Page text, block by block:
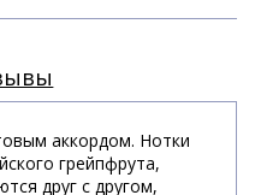
аккордом. Нотки
грейпфрута,
друг с другом,